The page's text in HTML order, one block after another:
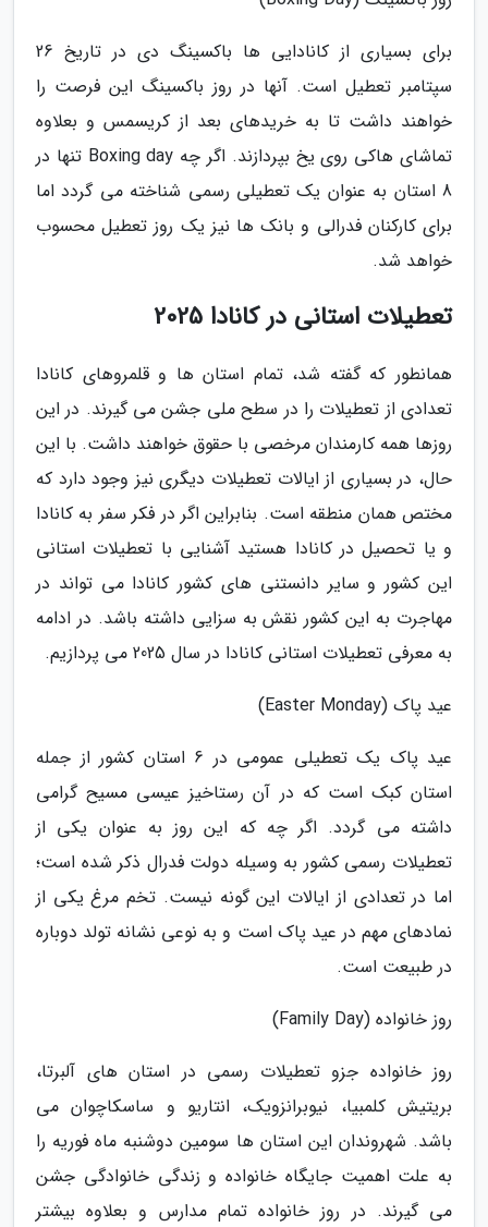
برای بسیاری از کانادایی ها باکسینگ دی در تاریخ 26
سپتامبر تعطیل است. آنها در روز باکسینگ این فرصت را
خواهند داشت تا به خریدهای بعد از کریسمس و بعلاوه
تماشای هاکی روی یخ بپردازند. اگر چه Boxing day تنها در
8 استان به عنوان یک تعطیلی رسمی شناخته می گردد اما
برای کارکنان فدرالی و بانک ها نیز یک روز تعطیل محسوب
خواهد شد.
تعطیلات استانی در کانادا 2025
همانطور که گفته شد، تمام استان ها و قلمروهای کانادا
تعدادی از تعطیلات را در سطح ملی جشن می گیرند. در این
روزها همه کارمندان مرخصی با حقوق خواهند داشت. با این
حال، در بسیاری از ایالات تعطیلات دیگری نیز وجود دارد که
مختص همان منطقه است. بنابراین اگر در فکر سفر به کانادا
و یا تحصیل در کانادا هستید آشنایی با تعطیلات استانی
این کشور و سایر دانستنی های کشور کانادا می تواند در
مهاجرت به این کشور نقش به سزایی داشته باشد. در ادامه
به معرفی تعطیلات استانی کانادا در سال 2025 می پردازیم.
عید پاک (Easter Monday)
عید پاک یک تعطیلی عمومی در 6 استان کشور از جمله
استان کبک است که در آن رستاخیز عیسی مسیح گرامی
داشته می گردد. اگر چه که این روز به عنوان یکی از
تعطیلات رسمی کشور به وسیله دولت فدرال ذکر شده است؛
اما در تعدادی از ایالات این گونه نیست. تخم مرغ یکی از
نمادهای مهم در عید پاک است و به نوعی نشانه تولد دوباره
در طبیعت است.
روز خانواده (Family Day)
روز خانواده جزو تعطیلات رسمی در استان های آلبرتا،
بریتیش کلمبیا، نیوبرانزویک، انتاریو و ساسکاچوان می
باشد. شهروندان این استان ها سومین دوشنبه ماه فوریه را
به علت اهمیت جایگاه خانواده و زندگی خانوادگی جشن
می گیرند. در روز خانواده تمام مدارس و بعلاوه بیشتر